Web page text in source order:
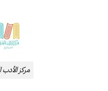
مركز الأدب